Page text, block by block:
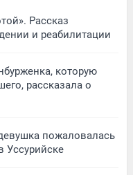
Рассказ
и реабилитации
которую
рассказала о
пожаловалась
Уссурийске